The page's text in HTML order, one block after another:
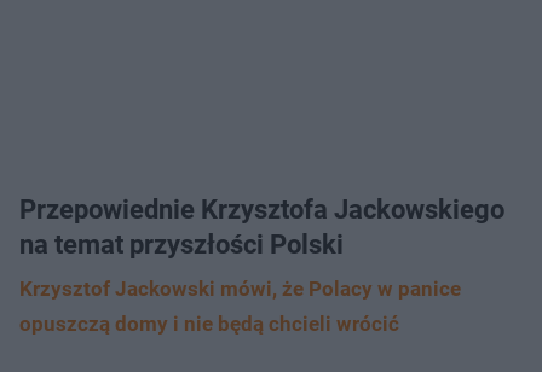
Przepowiednie Krzysztofa Jackowskiego
na temat przyszłości Polski
Krzysztof Jackowski mówi, że Polacy w panice
opuszczą domy i nie będą chcieli wrócić